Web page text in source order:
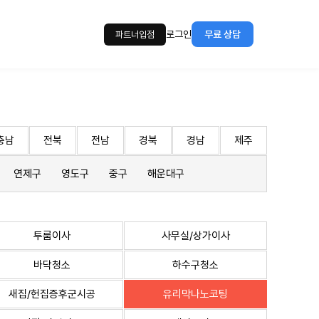
파트너입점 로그인 무료 상담
남 전북 전남 경북 경남 제주
연제구 영도구 중구 해운대구
투룸이사 사무실/상가이사
바닥청소 하수구청소
새집/헌집증후군시공 유리막나노코팅